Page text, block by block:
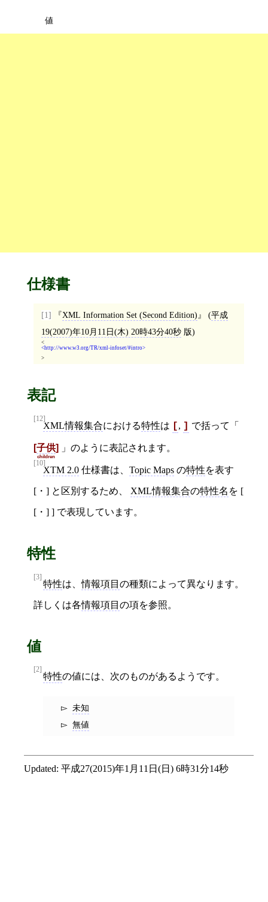
値
仕様書
[1] XML Information Set (Second Edition) (平成
19(2007)年10月11日(木) 20時43分40秒版)
<
http://www.w3.org/TR/xml-infoset/#intro
>
表記
[12]
XML情報集合における特性は [, ] で括って「
子供
children
」のように表記されます。
[10]
XTM 2.0 仕様書は、 Topic Maps の特性を表す
[・] と区別するため、 XML情報集合の特性名 を [
[・] ] で表現しています。
特性
[3]
特性は、情報項目 の種類によって異なります。
詳しくは各情報項目 の項を参照。
値
[2]
特性の値には、次のものがあるようです。
未知
無値
Updated: 平成27(2015)年1月11日(日) 6時31分14秒